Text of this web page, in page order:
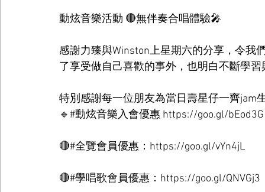
動炫音樂活動 🔴無伴奏合唱體驗🎤
感謝力臻與Winston上星期六的分享，令我
了享受做自己喜歡的事外，也明白不斷學
特別感謝每一位朋友為當日壽星仔一齊jam
🔹#動炫音樂入會優惠 https://goo.gl/bEod3G
🔴#全覽會員優惠：https://goo.gl/vYn4jL
🔴#學唱歌會員優惠：https://goo.gl/QNVGj3